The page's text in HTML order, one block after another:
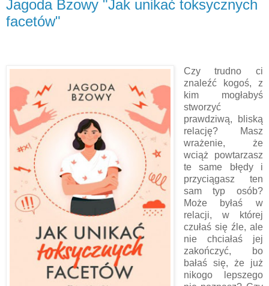
Jagoda Bzowy "Jak unikać toksycznych
facetów"
Czy trudno ci
znaleźć kogoś, z
kim mogłabyś
stworzyć
prawdziwą, bliską
relację? Masz
wrażenie, że
wciąż powtarzasz
te same błędy i
przyciągasz ten
sam typ osób?
Może byłaś w
relacji, w której
czułaś się źle, ale
nie chciałaś jej
zakończyć, bo
bałaś się, że już
nikogo lepszego